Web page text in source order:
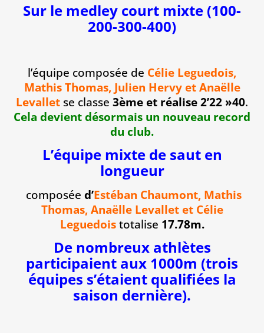
Sur le medley court mixte (100-
200-300-400)
l’équipe composée de Célie Leguedois,
Mathis Thomas, Julien Hervy et Anaëlle
Levallet se classe 3ème et réalise 2’22 »40.
Cela devient désormais un nouveau record
du club.
L’équipe mixte de saut en
longueur
composée d’Estéban Chaumont, Mathis
Thomas, Anaëlle Levallet et Célie
Leguedoistotalise 17.78m.
De nombreux athlètes
participaient aux 1000m (trois
équipes s’étaient qualifiées la
saison dernière).